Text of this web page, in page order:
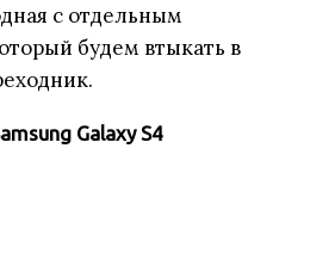
с отдельным
будем втыкать в
Galaxy S4